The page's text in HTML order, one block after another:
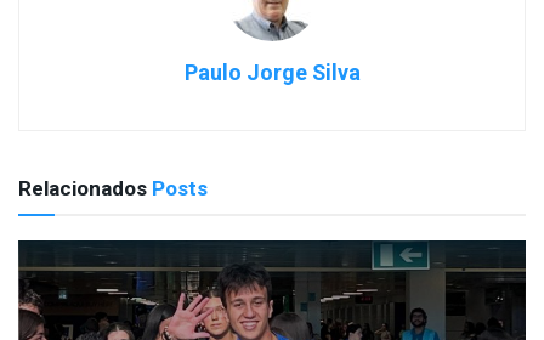
Paulo Jorge Silva
Relacionados Posts